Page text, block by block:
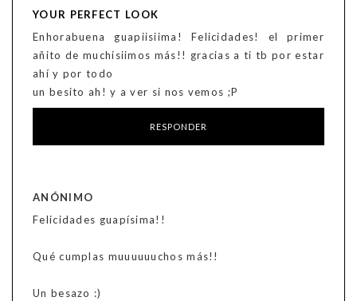
YOUR PERFECT LOOK
Enhorabuena guapiisiima! Felicidades! el primer
añito de muchisiimos más!! gracias a ti tb por estar
ahí y por todo
un besito ah! y a ver si nos vemos ;P
RESPONDER
ANÓNIMO
Felicidades guapísima!!
Qué cumplas muuuuuuchos más!!
Un besazo :)